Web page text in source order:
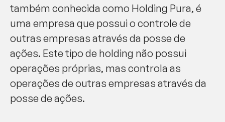
também conhecida como Holding Pura, é
uma empresa que possui o controle de
outras empresas através da posse de
ações. Este tipo de holding não possui
operações próprias, mas controla as
operações de outras empresas através da
posse de ações.